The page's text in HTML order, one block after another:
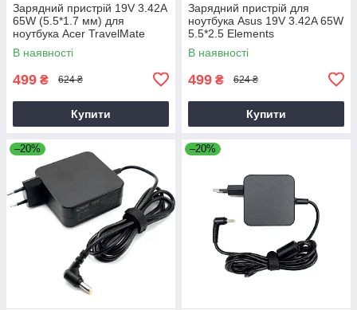
Зарядний пристрій 19V 3.42A
65W (5.5*1.7 мм) для
ноутбука Acer TravelMate
P2510-G2-M
В наявності
499 ₴ 624 ₴
Купити
Зарядний пристрій для
ноутбука Asus 19V 3.42A 65W
5.5*2.5 Elements
В наявності
499 ₴ 624 ₴
Купити
–20% –20%